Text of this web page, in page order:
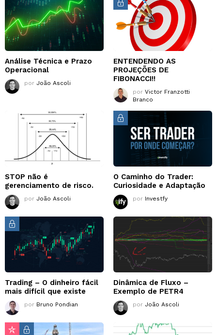
Análise Técnica e Prazo
Operacional
por João Ascoli
ENTENDENDO AS
PROJEÇÕES DE
FIBONACCI!!
por Victor Franzotti
Branco
STOP não é
gerenciamento de risco.
por João Ascoli
O Caminho do Trader:
Curiosidade e Adaptação
por Investfy
Trading – O dinheiro fácil
mais difícil que existe
por Bruno Pondian
Dinâmica de Fluxo –
Exemplo de PETR4
por João Ascoli